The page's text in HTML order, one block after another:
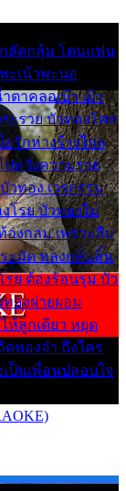
กลัดกลุ้ม โดนแฟน
ะเน้าพะนอ
ตาคลอเบ้า เฝ้า
ะรวย บัวทองโศก
อรักห่างร้างไกล
ปหวังความรวย
วทอง เวรกรรม
โรย บัวทองไม่
องกลม เพราะลืม
ะมัด หลงกลิ่นลิ้น
รย ต้องร้อนรุม บัว
องผ่ายผอม
ห้ลูกเดียว หยุด
ดทองจ๋า ถึงใคร
เป็นเพื่อนปลอบใจ